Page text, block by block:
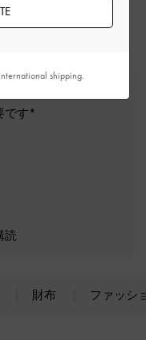
です*
読
財布 ファッシ
shipping.